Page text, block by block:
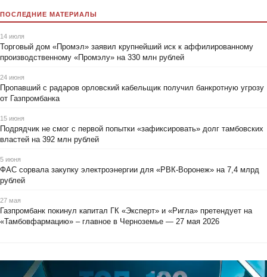
ПОСЛЕДНИЕ МАТЕРИАЛЫ
14 июля
Торговый дом «Промэл» заявил крупнейший иск к аффилированному
производственному «Промэлу» на 330 млн рублей
24 июня
Пропавший с радаров орловский кабельщик получил банкротную угрозу
от Газпромбанка
15 июня
Подрядчик не смог с первой попытки «зафиксировать» долг тамбовских
властей на 392 млн рублей
5 июня
ФАС сорвала закупку электроэнергии для «РВК-Воронеж» на 7,4 млрд
рублей
27 мая
Газпромбанк покинул капитал ГК «Эксперт» и «Ригла» претендует на
«Тамбовфармацию» – главное в Черноземье — 27 мая 2026